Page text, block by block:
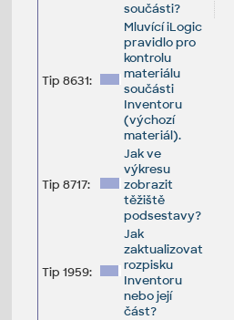
součásti?
Tip 8631:
Mluvící iLogic
pravidlo pro
kontrolu
materiálu
součásti
Inventoru
(výchozí
materiál).
Tip 8717:
Jak ve
výkresu
zobrazit
těžiště
podsestavy?
Tip 1959:
Jak
zaktualizovat
rozpisku
Inventoru
nebo její
část?